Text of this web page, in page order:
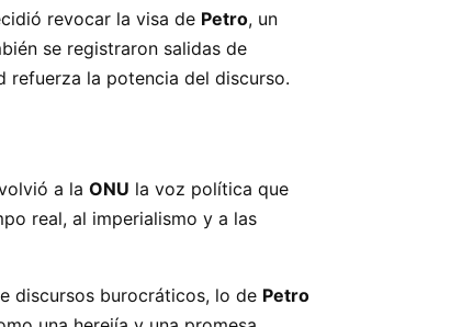
revocar la visa de Petro, un
se registraron salidas de
refuerza la potencia del discurso.
a la ONU la voz política que
real, al imperialismo y a las
discursos burocráticos, lo de Petro